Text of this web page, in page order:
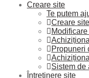
Creare site
Te putem
Creare
Propuneri
Sistem de
Întreținere site